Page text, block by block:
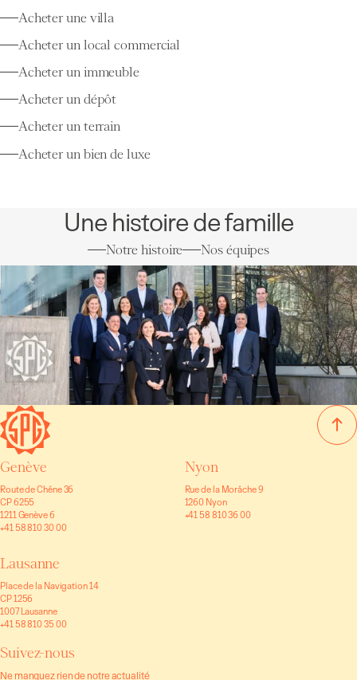
Acheter une villa
Acheter un local commercial
Acheter un immeuble
Acheter un dépôt
Acheter un terrain
Acheter un bien de luxe
Une histoire de famille
Notre histoire Nos équipes
Genève
Route de Chêne 36
CP 6255
1211 Genève 6
+41 58 810 30 00
Nyon
Rue de la Morâche 9
1260 Nyon
+41 58 810 36 00
Lausanne
Place de la Navigation 14
CP 1256
1007 Lausanne
+41 58 810 35 00
Suivez-nous
Ne manquez rien de notre actualité